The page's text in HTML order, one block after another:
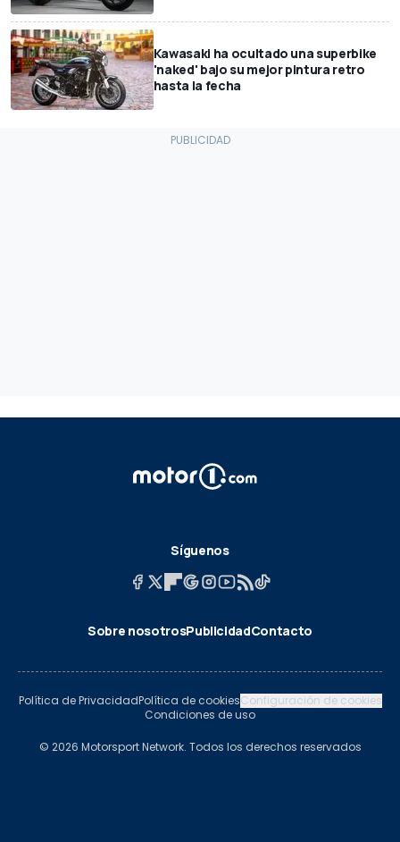
Kawasaki ha ocultado una superbike
'naked' bajo su mejor pintura retro
hasta la fecha
Síguenos
Sobre nosotrosPublicidadContacto
Política de PrivacidadPolítica de cookiesConfiguración de cookies
Condiciones de uso
© 2026 Motorsport Network. Todos los derechos reservados